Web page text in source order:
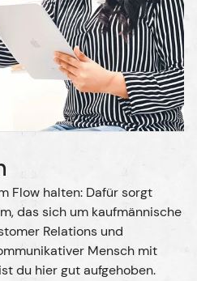
Flow halten: Dafür sorgt
das sich um kaufmännische
Relations und
Mensch mit
du hier gut aufgehoben.